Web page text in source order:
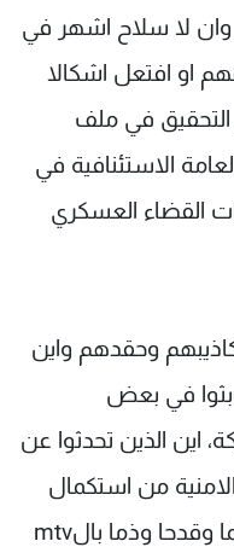
وان لا سلاح اشهر في
او افتعل اشكالا
في ملف
الاستئنافية في
القضاء العسكري
وحقدهم واين
في بعض
اين الذين تحدثوا عن
من استكمال
عملها؟ واين الذين امعنوا تهشيما وقدحا وذما بالmtv